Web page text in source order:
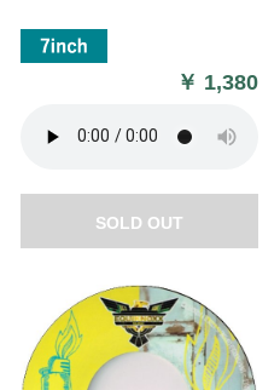
￥ 1,380
SOLD OUT